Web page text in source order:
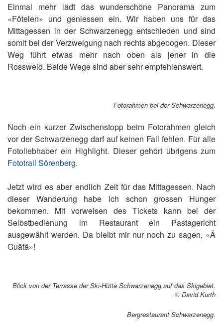
Einmal mehr lädt das wunderschöne Panorama zum
«Fötelen» und geniessen ein. Wir haben uns für das
Mittagessen in der Schwarzenegg entschieden und sind
somit bei der Verzweigung nach rechts abgebogen. Dieser
Weg führt etwas mehr nach oben als jener in die
Rossweid. Beide Wege sind aber sehr empfehlenswert.
Fotorahmen bei der Schwarzenegg.
Noch ein kurzer Zwischenstopp beim Fotorahmen gleich
vor der Schwarzenegg darf auf keinen Fall fehlen. Für alle
Fotoliebhaber ein Highlight. Dieser gehört übrigens zum
Fototrail Sörenberg.
Jetzt wird es aber endlich Zeit für das Mittagessen. Nach
dieser Wanderung habe ich schon grossen Hunger
bekommen. Mit vorweisen des Tickets kann bei der
Selbstbedienung im Restaurant ein Pastagericht
ausgewählt werden. Da bleibt mir nur noch zu sagen, «Ä
Guätä»!
Blick von der Terrasse der Ski-Hütte Schwarzenegg auf das Skigebiet.
© David Kurth
Bergrestaurant Schwarzenegg.